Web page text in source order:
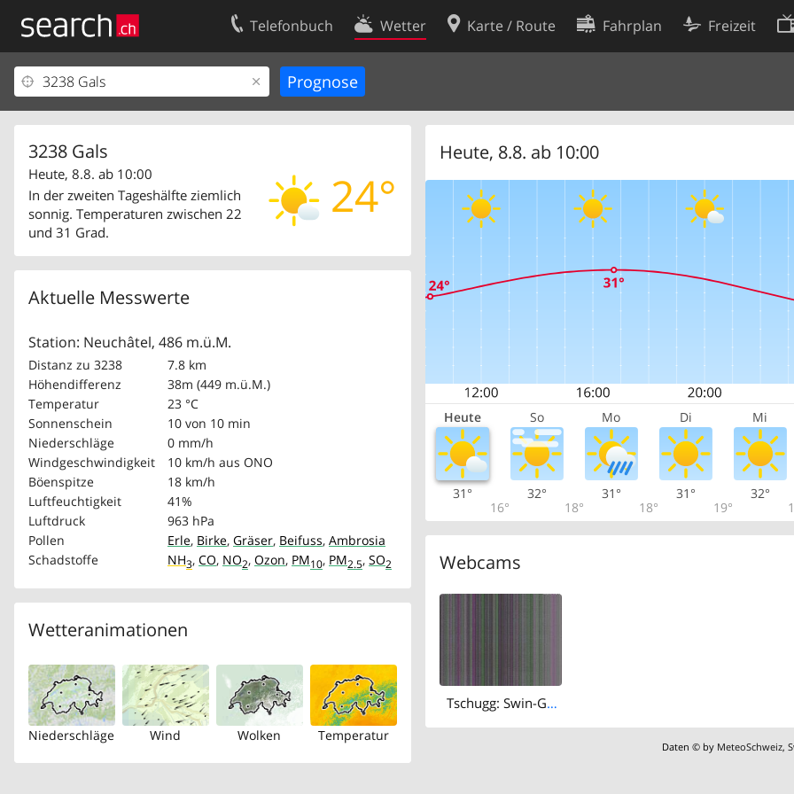
Telefonbuch Wetter Karte / Route Fahrplan Freizeit
3238 Gals
24°
Heute, 8.8. ab 10:00
In der zweiten Tageshälfte ziemlich
sonnig. Temperaturen zwischen 22
und 31 Grad.
Aktuelle Messwerte
Station: Neuchâtel, 486 m.ü.M.
Distanz zu 3238
7.8 km
Höhendifferenz
38m (449 m.ü.M.)
Temperatur
23 °C
Sonnenschein
10 von 10 min
Niederschläge
0 mm/h
Windgeschwindigkeit
10 km/h aus ONO
Böenspitze
18 km/h
Luftfeuchtigkeit
41%
Luftdruck
963 hPa
Pollen
Erle, Birke, Gräser, Beifuss, Ambrosia
Schadstoffe
NH3, CO, NO2, Ozon, PM10, PM2.5, SO2
Wetteranimationen
Niederschläge Wind Wolken Temperatur
Heute, 8.8. ab 10:00
Heute So Mo Di Mi
31°
16°
32°
18°
31°
18°
31°
19°
32°
Webcams
Tschugg: Swin-Golf
Daten © by MeteoSchweiz,
Ihr Eintrag
Kundencenter Geschäftskunden
Kontakt
Nutzungsbedingungen
Cookie-Einstellungen